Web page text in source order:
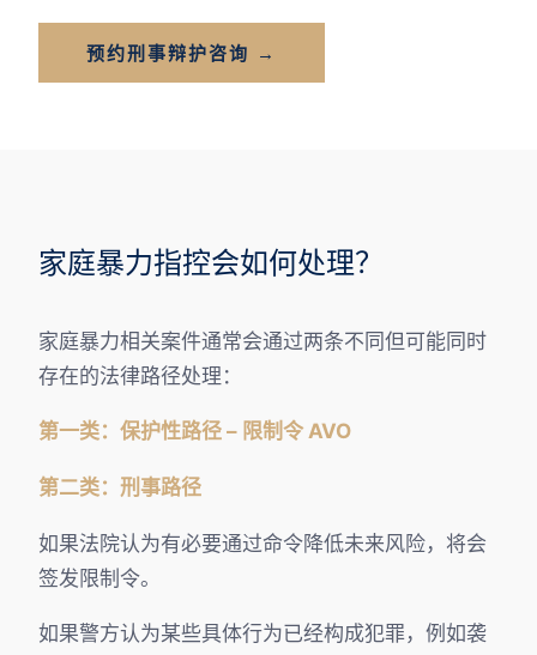
预约刑事辩护咨询 →
家庭暴力指控会如何处理？
家庭暴力相关案件通常会通过两条不同但可能同时
存在的法律路径处理：
第一类：保护性路径 – 限制令 AVO
第二类：刑事路径
如果法院认为有必要通过命令降低未来风险，将会
签发限制令。
如果警方认为某些具体行为已经构成犯罪，例如袭